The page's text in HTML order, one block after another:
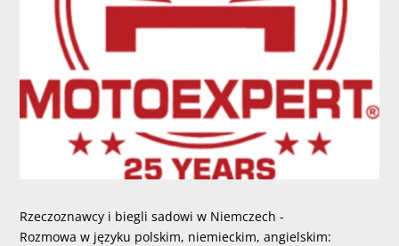
Rzeczoznawcy i biegli sadowi w Niemczech -
Rozmowa w języku polskim, niemieckim, angielskim: